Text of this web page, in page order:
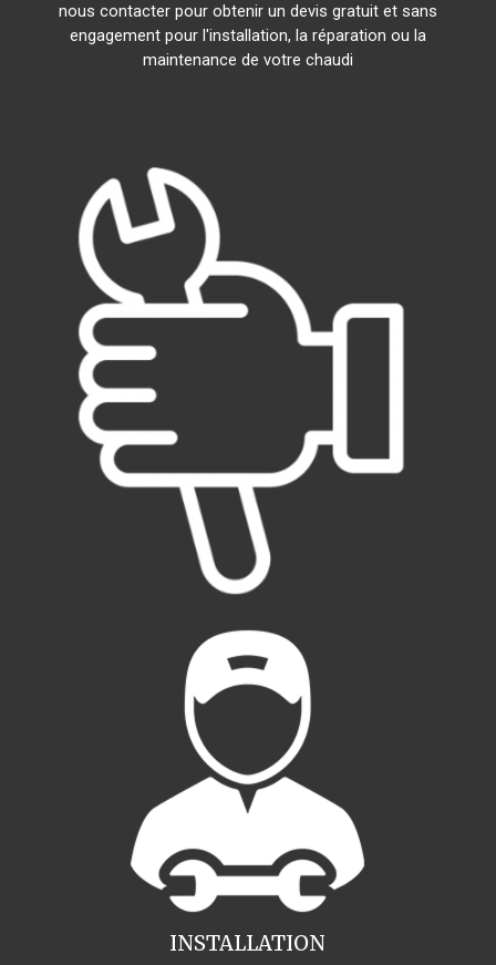
nous contacter pour obtenir un devis gratuit et sans
engagement pour l'installation, la réparation ou la
maintenance de votre chaudi
INSTALLATION